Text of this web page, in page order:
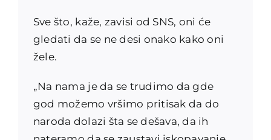
Sve što, kaže, zavisi od SNS, oni će
gledati da se ne desi onako kako oni
žele.
„Na nama je da se trudimo da gde
god možemo vršimo pritisak da do
naroda dolazi šta se dešava, da ih